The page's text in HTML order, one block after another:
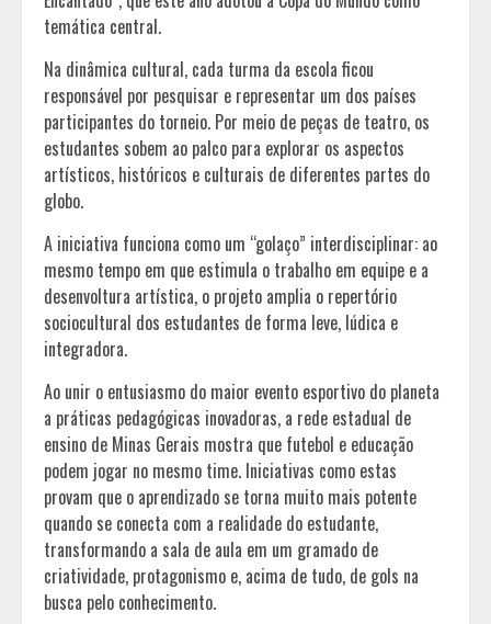
temática central.
Na dinâmica cultural, cada turma da escola ficou
responsável por pesquisar e representar um dos países
participantes do torneio. Por meio de peças de teatro, os
estudantes sobem ao palco para explorar os aspectos
artísticos, históricos e culturais de diferentes partes do
globo.
A iniciativa funciona como um “golaço” interdisciplinar: ao
mesmo tempo em que estimula o trabalho em equipe e a
desenvoltura artística, o projeto amplia o repertório
sociocultural dos estudantes de forma leve, lúdica e
integradora.
Ao unir o entusiasmo do maior evento esportivo do planeta
a práticas pedagógicas inovadoras, a rede estadual de
ensino de Minas Gerais mostra que futebol e educação
podem jogar no mesmo time. Iniciativas como estas
provam que o aprendizado se torna muito mais potente
quando se conecta com a realidade do estudante,
transformando a sala de aula em um gramado de
criatividade, protagonismo e, acima de tudo, de gols na
busca pelo conhecimento.